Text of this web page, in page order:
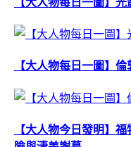
【大人物每日一圖】
【大人物今日發明】